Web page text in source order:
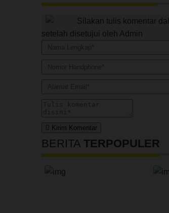
Silakan tulis komentar
setelah disetujui oleh Admin
Kirim Komentar
BERITA TERPOPULER